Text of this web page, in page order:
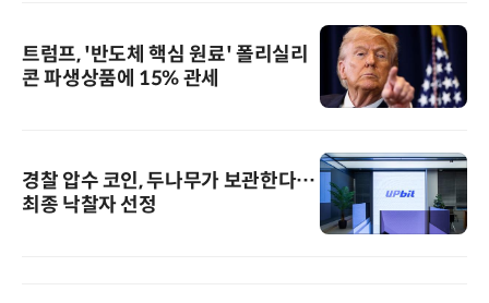
트럼프, '반도체 핵심 원료' 폴리실리
콘 파생상품에 15% 관세
경찰 압수 코인, 두나무가 보관한다…
최종 낙찰자 선정